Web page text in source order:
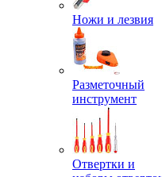
Ножи и лезвия
Разметочный
инструмент
Отвертки и